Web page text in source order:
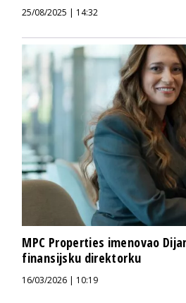
25/08/2025 | 14:32
MPC Properties imenovao
finansijsku direktorku
16/03/2026 | 10:19